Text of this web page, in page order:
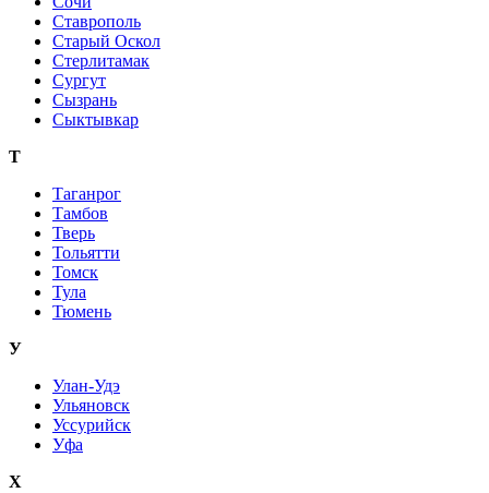
Ставрополь
Старый Оскол
Стерлитамак
Сургут
Сызрань
Сыктывкар
Т
Таганрог
Тамбов
Тверь
Тольятти
Томск
Тула
Тюмень
У
Улан-Удэ
Ульяновск
Уссурийск
Уфа
Х